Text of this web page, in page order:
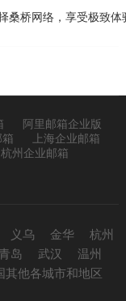
桑桥网络，享受极致体
阿里邮箱企业版
上海企业邮箱
杭州企业邮箱
义乌 金华
杭州
岛 武汉
温州
其他各城市和地区